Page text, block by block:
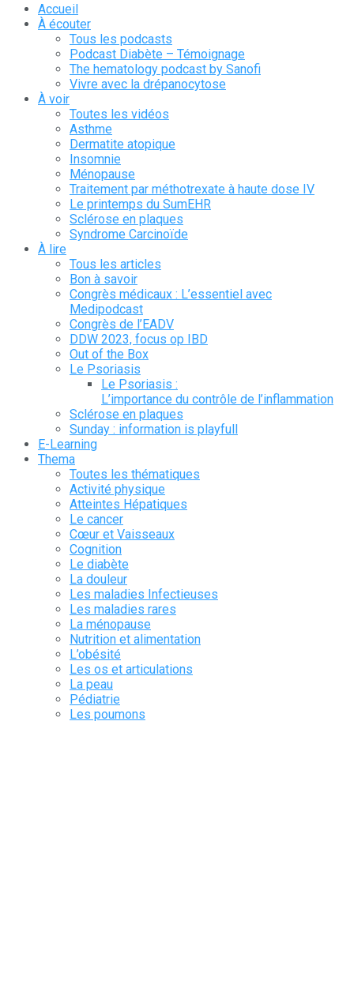
Accueil
À écouter
Tous les podcasts
Podcast Diabète – Témoignage
The hematology podcast by Sanofi
Vivre avec la drépanocytose
À voir
Toutes les vidéos
Asthme
Dermatite atopique
Insomnie
Ménopause
Traitement par méthotrexate à haute dose IV
Le printemps du SumEHR
Sclérose en plaques
Syndrome Carcinoïde
À lire
Tous les articles
Bon à savoir
Congrès médicaux : L’essentiel avec
Medipodcast
Congrès de l’EADV
DDW 2023, focus op IBD
Out of the Box
Le Psoriasis
Le Psoriasis :
L’importance du contrôle de l’inflammation
Sclérose en plaques
Sunday : information is playfull
E-Learning
Thema
Toutes les thématiques
Activité physique
Atteintes Hépatiques
Le cancer
Cœur et Vaisseaux
Cognition
Le diabète
La douleur
Les maladies Infectieuses
Les maladies rares
La ménopause
Nutrition et alimentation
L’obésité
Les os et articulations
La peau
Pédiatrie
Les poumons